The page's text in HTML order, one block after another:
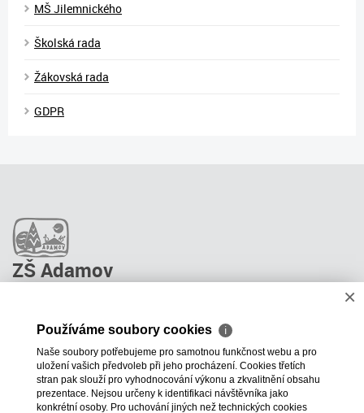
MŠ Jilemnického
Školská rada
Žákovská rada
GDPR
ZŠ Adamov
Stravování
ŠPP Poradenství
Kontakty
Projekty školy
×
Používáme soubory cookies ℹ
Naše soubory potřebujeme pro samotnou funkčnost webu a pro
uložení vašich předvoleb při jeho procházení. Cookies třetích
stran pak slouží pro vyhodnocování výkonu a zkvalitnění obsahu
prezentace. Nejsou určeny k identifikaci návštěvníka jako
konkrétní osoby. Pro uchování jiných než technických cookies